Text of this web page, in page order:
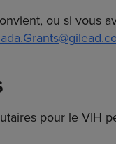
ou si vous
pour le VIH